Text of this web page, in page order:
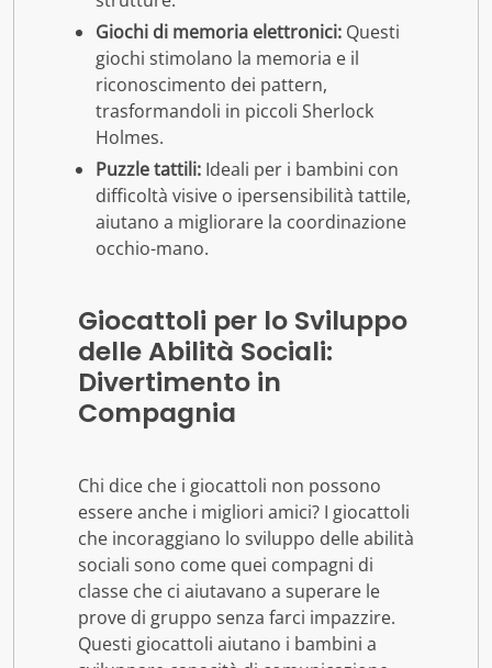
Giochi di memoria elettronici: Questi
giochi stimolano la memoria e il
riconoscimento dei pattern,
trasformandoli in piccoli Sherlock
Holmes.
Puzzle tattili: Ideali per i bambini con
difficoltà visive o ipersensibilità tattile,
aiutano a migliorare la coordinazione
occhio-mano.
Giocattoli per lo Sviluppo
delle Abilità Sociali:
Divertimento in
Compagnia
Chi dice che i giocattoli non possono
essere anche i migliori amici? I giocattoli
che incoraggiano lo sviluppo delle abilità
sociali sono come quei compagni di
classe che ci aiutavano a superare le
prove di gruppo senza farci impazzire.
Questi giocattoli aiutano i bambini a